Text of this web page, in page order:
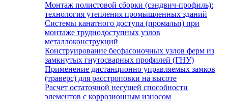
Монтаж полистовой сборки (сэндвич-профиль):
технология утепления промышленных зданий
Системы канатного доступа (промальп) при
монтаже труднодоступных узлов
металлоконструкций
Конструирование бесфасоночных узлов ферм из
замкнутых гнутосварных профилей (ГНУ)
Применение дистанционно управляемых замков
(траверс) для расстроповки на высоте
Расчет остаточной несущей способности
элементов с коррозионным износом